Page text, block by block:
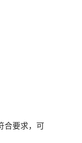
合要求，可